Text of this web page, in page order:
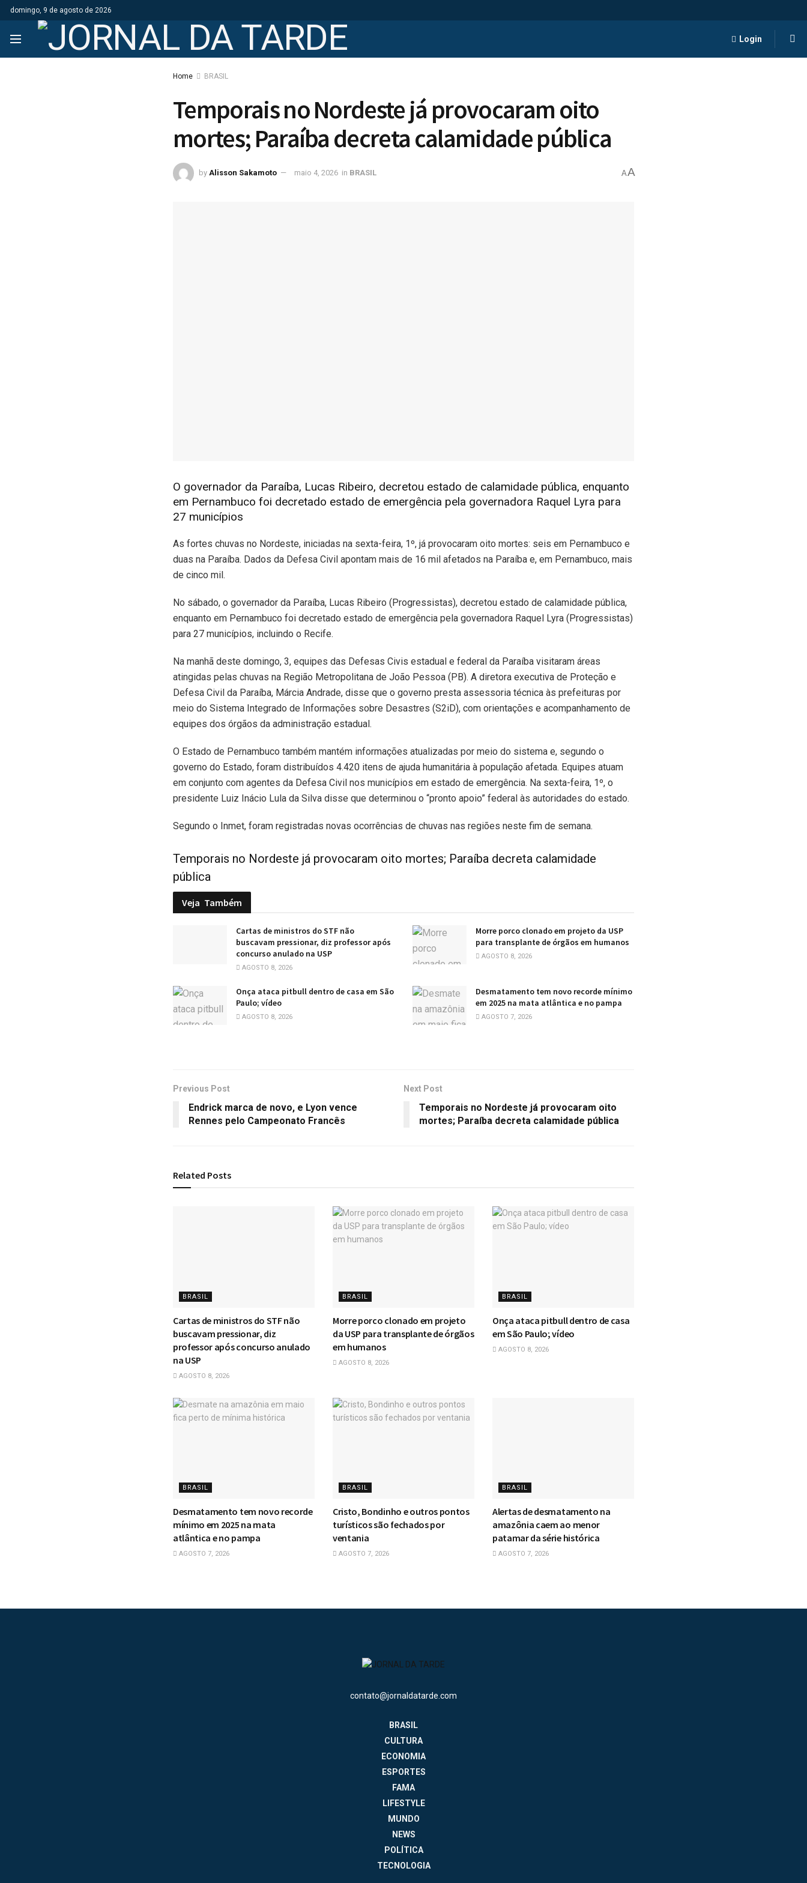
domingo, 9 de agosto de 2026
Login
Home BRASIL
Temporais no Nordeste já provocaram oito
mortes; Paraíba decreta calamidade pública
by Alisson Sakamoto maio 4, 2026 in BRASIL AA
O governador da Paraíba, Lucas Ribeiro, decretou estado de calamidade pública, enquanto
em Pernambuco foi decretado estado de emergência pela governadora Raquel Lyra para
27 municípios
As fortes chuvas no Nordeste, iniciadas na sexta-feira, 1º, já provocaram oito mortes: seis em Pernambuco e
duas na Paraíba. Dados da Defesa Civil apontam mais de 16 mil afetados na Paraíba e, em Pernambuco, mais
de cinco mil.
No sábado, o governador da Paraíba, Lucas Ribeiro (Progressistas), decretou estado de calamidade pública,
enquanto em Pernambuco foi decretado estado de emergência pela governadora Raquel Lyra (Progressistas)
para 27 municípios, incluindo o Recife.
Na manhã deste domingo, 3, equipes das Defesas Civis estadual e federal da Paraíba visitaram áreas
atingidas pelas chuvas na Região Metropolitana de João Pessoa (PB). A diretora executiva de Proteção e
Defesa Civil da Paraíba, Márcia Andrade, disse que o governo presta assessoria técnica às prefeituras por
meio do Sistema Integrado de Informações sobre Desastres (S2iD), com orientações e acompanhamento de
equipes dos órgãos da administração estadual.
O Estado de Pernambuco também mantém informações atualizadas por meio do sistema e, segundo o
governo do Estado, foram distribuídos 4.420 itens de ajuda humanitária à população afetada. Equipes atuam
em conjunto com agentes da Defesa Civil nos municípios em estado de emergência. Na sexta-feira, 1º, o
presidente Luiz Inácio Lula da Silva disse que determinou o “pronto apoio” federal às autoridades do estado.
Segundo o Inmet, foram registradas novas ocorrências de chuvas nas regiões neste fim de semana.
Temporais no Nordeste já provocaram oito mortes; Paraíba decreta calamidade
pública
Veja Também
Cartas de ministros do STF não
buscavam pressionar, diz professor após
concurso anulado na USP
AGOSTO 8, 2026
Morre porco clonado em projeto da USP
para transplante de órgãos em humanos
AGOSTO 8, 2026
Onça ataca pitbull dentro de casa em São
Paulo; vídeo
AGOSTO 8, 2026
Desmatamento tem novo recorde mínimo
em 2025 na mata atlântica e no pampa
AGOSTO 7, 2026
Previous Post
Endrick marca de novo, e Lyon vence
Rennes pelo Campeonato Francês
Next Post
Temporais no Nordeste já provocaram oito
mortes; Paraíba decreta calamidade pública
Related Posts
BRASIL
Cartas de ministros do STF não
buscavam pressionar, diz
professor após concurso anulado
na USP
AGOSTO 8, 2026
BRASIL
Morre porco clonado em projeto
da USP para transplante de órgãos
em humanos
AGOSTO 8, 2026
BRASIL
Onça ataca pitbull dentro de casa
em São Paulo; vídeo
AGOSTO 8, 2026
BRASIL
Desmatamento tem novo recorde
mínimo em 2025 na mata
atlântica e no pampa
AGOSTO 7, 2026
BRASIL
Cristo, Bondinho e outros pontos
turísticos são fechados por
ventania
AGOSTO 7, 2026
BRASIL
Alertas de desmatamento na
amazônia caem ao menor
patamar da série histórica
AGOSTO 7, 2026
contato@jornaldatarde.com
BRASIL
CULTURA
ECONOMIA
ESPORTES
FAMA
LIFESTYLE
MUNDO
NEWS
POLÍTICA
TECNOLOGIA